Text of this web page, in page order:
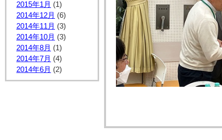
2015年1月 (1)
2014年12月 (6)
2014年11月 (3)
2014年10月 (3)
2014年8月 (1)
2014年7月 (4)
2014年6月 (2)